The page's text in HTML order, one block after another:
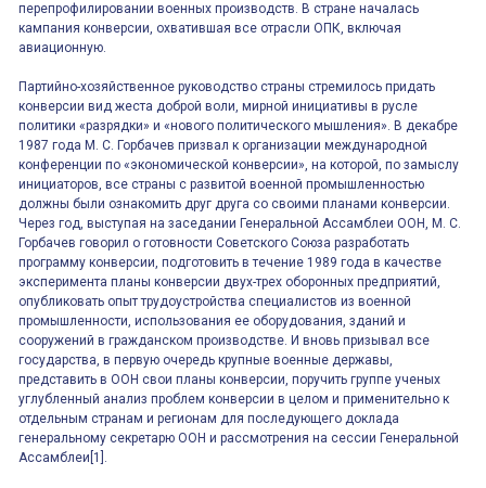
перепрофилировании военных производств. В стране началась
кампания конверсии, охватившая все отрасли ОПК, включая
авиационную.
Партийно-хозяйственное руководство страны стремилось придать
конверсии вид жеста доброй воли, мирной инициативы в русле
политики «разрядки» и «нового политического мышления». В декабре
1987 года М. С. Горбачев призвал к организации международной
конференции по «экономической конверсии», на которой, по замыслу
инициаторов, все страны с развитой военной промышленностью
должны были ознакомить друг друга со своими планами конверсии.
Через год, выступая на заседании Генеральной Ассамблеи ООН, М. С.
Горбачев говорил о готовности Советского Союза разработать
программу конверсии, подготовить в течение 1989 года в качестве
эксперимента планы конверсии двух-трех оборонных предприятий,
опубликовать опыт трудоустройства специалистов из военной
промышленности, использования ее оборудования, зданий и
сооружений в гражданском производстве. И вновь призывал все
государства, в первую очередь крупные военные державы,
представить в ООН свои планы конверсии, поручить группе ученых
углубленный анализ проблем конверсии в целом и применительно к
отдельным странам и регионам для последующего доклада
генеральному секретарю ООН и рассмотрения на сессии Генеральной
Ассамблеи[1].